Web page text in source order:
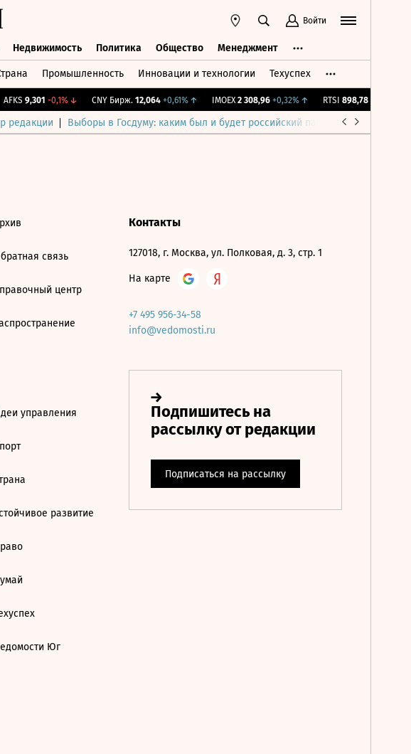
Войти
Недвижимость Политика Общество Менеджмент
Промышленность Инновации и технологии Техуспех
AFKS 9,301 -0,1%↓ CNY Бирж. 12,064 +0,61%↑ IMOEX 2 308,96 +0,32%↑ RTSI 898,78 +0,32%
редакции Выборы в Госдуму: каким был и будет российский парламент
связь
центр
управления
развитие
Юг
Контакты
127018, г. Москва, ул. Полковая, д. 3, стр. 1
На карте
+7 495 956-34-58
info@vedomosti.ru